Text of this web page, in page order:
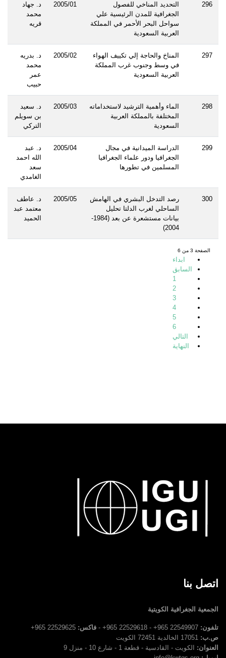
الصفحة 3 من 6
ابداء
السابق
1
2
3
4
5
6
التالي
النهاية
296
التحديد المناخي للفصول
الجغرافية للمدن الرئيسية علي
سواحل البحر الأحمر في المملكة
العربية السعودية
2005/01
د. جهاد
محمد
قريه
297
المناخ والحاجة إلي تكييف الهواء
في وسط وجنوب غرب المملكة
العربية السعودية
2005/02
د. بدريه
محمد
عمر
حبيب
298
الماء وأهمية الترشيد لاستخداماته
المختلفة بالمملكة العربية
السعودية
2005/03
د. سعيد
بن سويلم
التركي
299
الدراسة الميدانية في مجال
الجغرافيا ودور علماء الجغرافيا
المسلمين في تطورها
2005/04
د. عبد
الله احمد
سعد
الغامدي
300
رصد التدخل البشري في الهامش
الساحلي لغرب الدلتا تحليل
بيانات مستشعرة عن بعد (1984-
2004)
2005/05
د. عاطف
معتمد عبد
الحميد
اتصل بنا
الجمعية الجغرافية الكويتية
تلفون: فاكس: 22529625 965+
ص.ب: 17051 الخالدية 72451 الكويت
العنوان:
الكويت - القادسية - قطعة 1 - شارع 10 - منزل 9